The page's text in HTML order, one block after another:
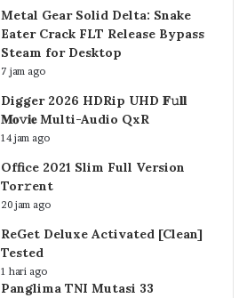
Metal Gear Solid Delta: Snake
Eater Crack FLT Release Bypass
Steam for Desktop
7 jam ago
Digger 2026 HDRip UHD 𝐅𝚞𝐥𝐥
𝐌𝐨𝚟𝐢𝐞 Multi-Audio QxR
14 jam ago
Office 2021 Slim Full Version
Tor𝚛ent
20 jam ago
ReGet Deluxe Activated [Clean]
Tested
1 hari ago
Panglima TNI Mutasi 33